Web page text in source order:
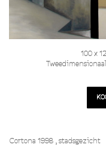
100 x
Cortona